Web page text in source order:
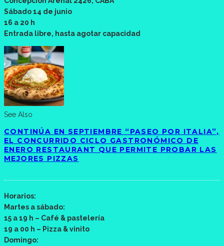
Sábado 14 de junio
16 a 20 h
Entrada libre, hasta agotar capacidad
See Also
CONTINÚA EN SEPTIEMBRE “PASEO POR ITALIA”,
EL CONCURRIDO CICLO GASTRONÓMICO DE
ENERO RESTAURANT QUE PERMITE PROBAR LAS
MEJORES PIZZAS
Horarios:
Martes a sábado:
15 a 19 h – Café & pastelería
19 a 00 h – Pizza & vinito
Domingo: